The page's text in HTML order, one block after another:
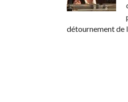
détournement de